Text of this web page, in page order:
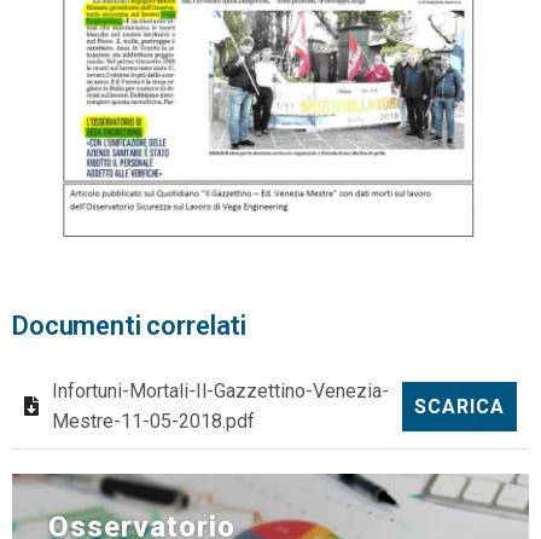
Documenti correlati
Infortuni-Mortali-Il-Gazzettino-Venezia-
Mestre-11-05-2018.pdf
SCARICA
Osservatorio